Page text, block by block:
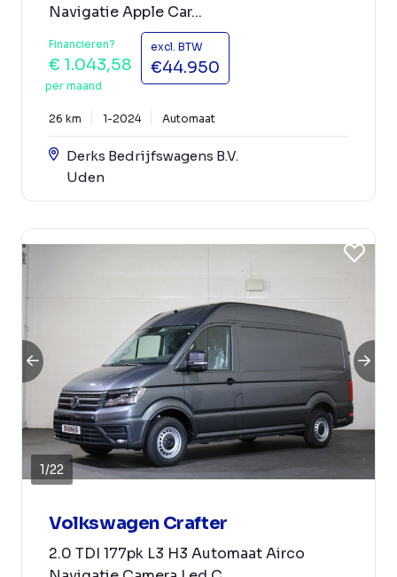
Navigatie Apple Car...
Financieren?
€ 1.043,58
per maand
excl. BTW
€44.950
26 km 1-2024 Automaat
Derks Bedrijfswagens B.V.
Uden
1/22
Volkswagen Crafter
2.0 TDI 177pk L3 H3 Automaat Airco